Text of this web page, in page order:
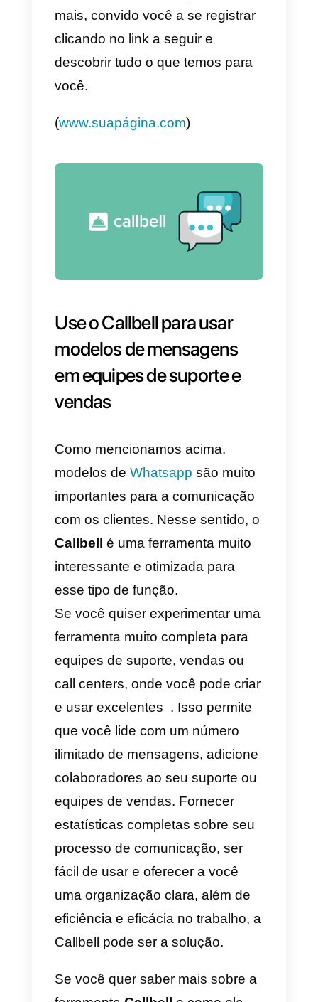
c) Opa {{1}}! Vejo que não nos
falamos há algum tempo.
nosso produto/serviço, gostaria
em tudo que precisar.
Vejo que você se interessou por
{{1}} e gostaria de saber se
podemos ajudá-lo com mais
ligação para responder às suas
perguntas. Deixe-me saber o que
você precisa 🙂
Modelos com respostas
rápidas
Olá! Meu nome é {{1}}. Como
posso te ajudar hoje?
b)Nosso horário de
funcionamento é de {{1}}.
Esperamos te ver pronto!
c)No momento, estamos
enfrentando alguns problemas
técnicos com {{1}}. Nossa equipe
está trabalhando duro para que
tudo volte ao normal o mais
rápido possível.
Desculpe pela inconveniência!